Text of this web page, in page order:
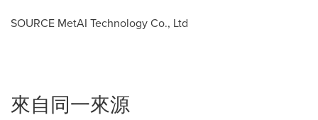
SOURCE MetAI Technology Co., Ltd
來自同一來源